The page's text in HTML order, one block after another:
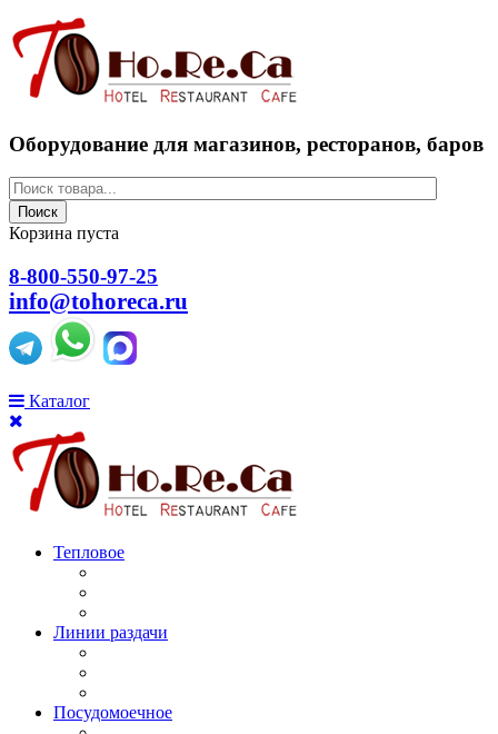
Оборудование для магазинов, ресторанов, баров
Поиск
Корзина пуста
8-800-550-97-25
info@tohoreca.ru
Каталог
Тепловое
Линии раздачи
Посудомоечное